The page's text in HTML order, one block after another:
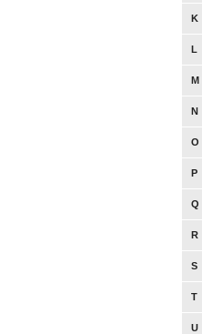
K
L
M
N
O
P
Q
R
S
T
U